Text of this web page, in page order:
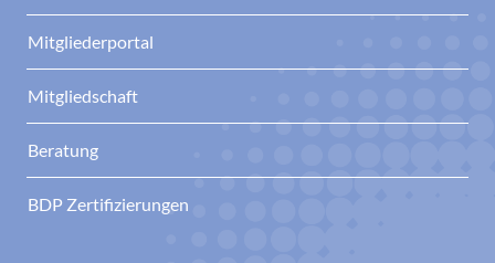
Mitgliederportal
Mitgliedschaft
Beratung
BDP Zertifizierungen